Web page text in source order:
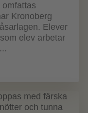
Kronoberg
Elever
elev arbetar